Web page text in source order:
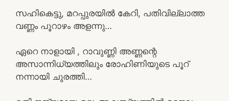
സഹികെട്ടു, മറപ്പുരയിൽ കേറി, പതിവില്ലാത്ത
വണ്ണം പൂറാഴം അളന്നു…
ഏറെ നാളായി , റാവുണ്ണി അണ്ണന്റെ
അസാന്നിധ്യത്തിലും രോഹിണിയുടെ പൂറ്
നന്നായി ചുരത്തി…